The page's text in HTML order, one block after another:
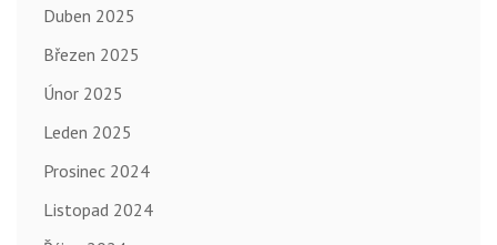
Duben 2025
Březen 2025
Únor 2025
Leden 2025
Prosinec 2024
Listopad 2024